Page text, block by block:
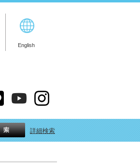
English
詳細検索